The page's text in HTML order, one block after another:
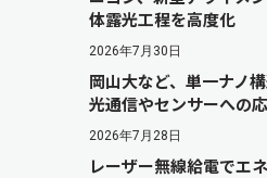
体露光工程を高度化
2026年7月30日
岡山大など、単一ナノ
光通信やセンサーへの
2026年7月28日
レーザー無線給電でエ